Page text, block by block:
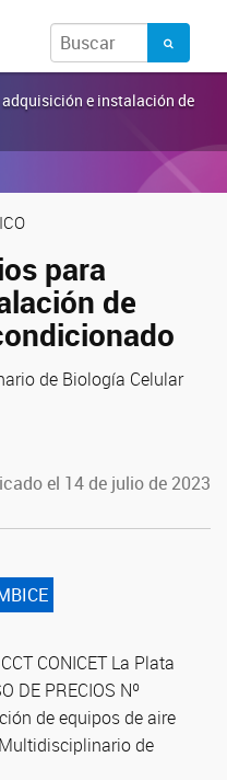
e instalación de
para
de
de Biología Celular
el 14 de julio de 2023
CONICET La Plata
DE PRECIOS Nº
de equipos de aire
de